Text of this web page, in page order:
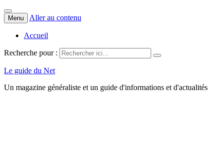
Menu Aller au contenu
Accueil
Recherche pour :
Le guide du Net
Un magazine généraliste et un guide d'informations et d'actualités